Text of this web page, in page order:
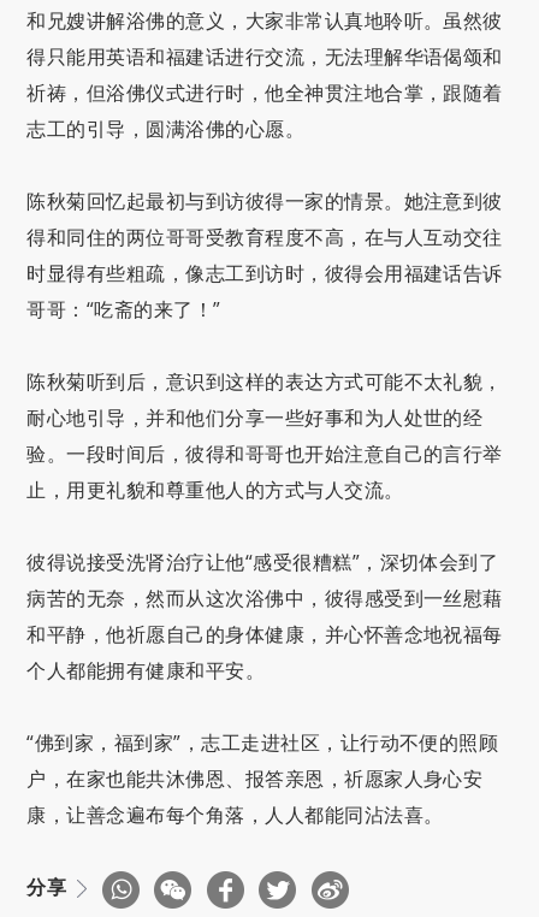
和兄嫂讲解浴佛的意义，大家非常认真地聆听。虽然彼
得只能用英语和福建话进行交流，无法理解华语偈颂和
祈祷，但浴佛仪式进行时，他全神贯注地合掌，跟随着
志工的引导，圆满浴佛的心愿。
陈秋菊回忆起最初与到访彼得一家的情景。她注意到彼
得和同住的两位哥哥受教育程度不高，在与人互动交往
时显得有些粗疏，像志工到访时，彼得会用福建话告诉
哥哥：“吃斋的来了！”
陈秋菊听到后，意识到这样的表达方式可能不太礼貌，
耐心地引导，并和他们分享一些好事和为人处世的经
验。一段时间后，彼得和哥哥也开始注意自己的言行举
止，用更礼貌和尊重他人的方式与人交流。
彼得说接受洗肾治疗让他“感受很糟糕”，深切体会到了
病苦的无奈，然而从这次浴佛中，彼得感受到一丝慰藉
和平静，他祈愿自己的身体健康，并心怀善念地祝福每
个人都能拥有健康和平安。
“佛到家，福到家”，志工走进社区，让行动不便的照顾
户，在家也能共沐佛恩、报答亲恩，祈愿家人身心安
康，让善念遍布每个角落，人人都能同沾法喜。
分享